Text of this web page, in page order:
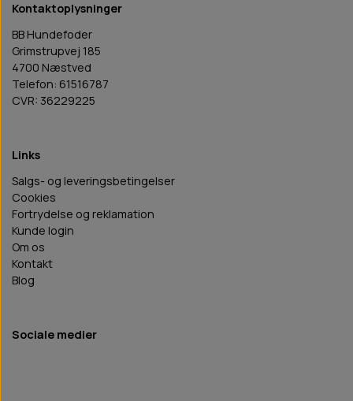
Kontaktoplysninger
BB Hundefoder
Grimstrupvej 185
4700 Næstved
Telefon: 61516787
CVR: 36229225
Links
Salgs- og leveringsbetingelser
Cookies
Fortrydelse og reklamation
Kunde login
Om os
Kontakt
Blog
Sociale medier